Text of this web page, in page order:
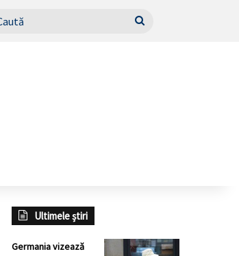
Caută
Ultimele știri
Germania vizează